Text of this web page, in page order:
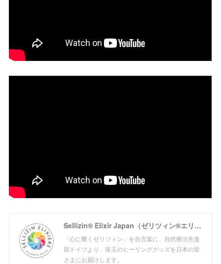
Sellizin® Elixir Japan（ゼリツィン®エリクサージャパン公式サイト）
「心に響くゼリツィン」を合言葉に、自然療法先進
国ドイツより、珠玉のヒーリンググッズを日本の皆
さまにお届けします。